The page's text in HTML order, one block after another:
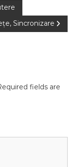
Sincronizare
fields are